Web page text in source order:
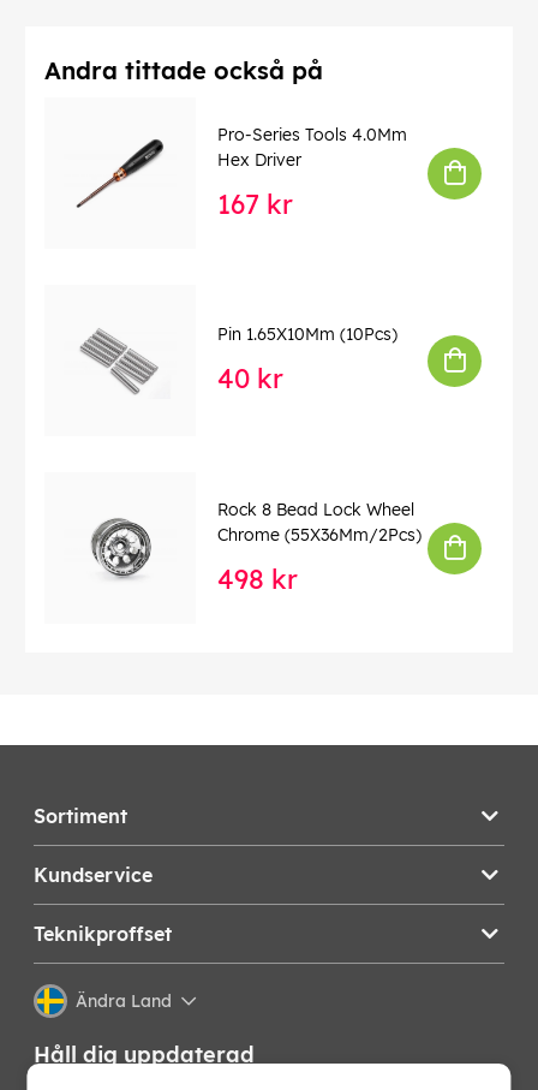
Andra tittade också på
Pro-Series Tools 4.0Mm
Hex Driver
167 kr
Pin 1.65X10Mm (10Pcs)
40 kr
Rock 8 Bead Lock Wheel
Chrome (55X36Mm/2Pcs)
498 kr
Sortiment
Kundservice
Teknikproffset
Ändra Land
Håll dig uppdaterad